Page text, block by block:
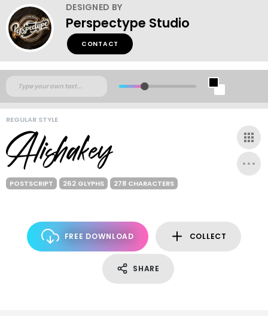
DESIGNED BY
Perspectype Studio
CONTACT
REGULAR STYLE
POSTSCRIPT 262 GLYPHS 278 CHARACTERS
FREE DOWNLOAD COLLECT
SHARE